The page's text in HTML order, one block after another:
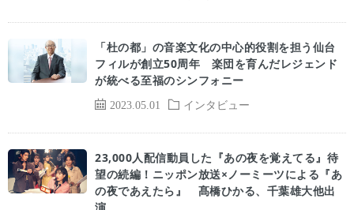
2023.05.01 インタビュー
「杜の都」の音楽文化の中心的役割を担う仙台
フィルが創立50周年 楽団を育んだレジェンド
が統べる至福のシンフォニー
23,000人配信動員した『あの夜を覚えてる』待
望の続編！ニッポン放送×ノーミーツによる『あ
の夜であえたら』 髙橋ひかる、千葉雄大他出